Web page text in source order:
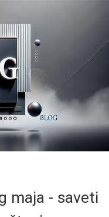
maja - saveti